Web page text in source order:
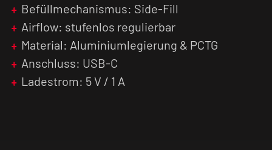
Kompakt, sicher und leistungsstark - das YiHi
SXmini Puremax Q ist die perfekte Wahl für alle,
die keine Kompromisse beim Geschmack und
Komfort eingehen möchten.
Befüllmechanismus: Side-Fill
Airflow: stufenlos regulierbar
Material: Aluminiumlegierung & PCTG
Anschluss: USB-C
Ladestrom: 5 V / 1 A